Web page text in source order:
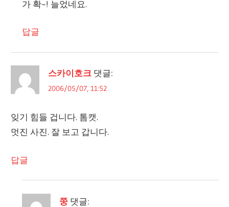
가 확~! 늘었네요.
답글
스카이호크 댓글:
2006/05/07, 11:52
잊기 힘들 겁니다. 톰캣.
멋진 사진. 잘 보고 갑니다.
답글
쭝 댓글: